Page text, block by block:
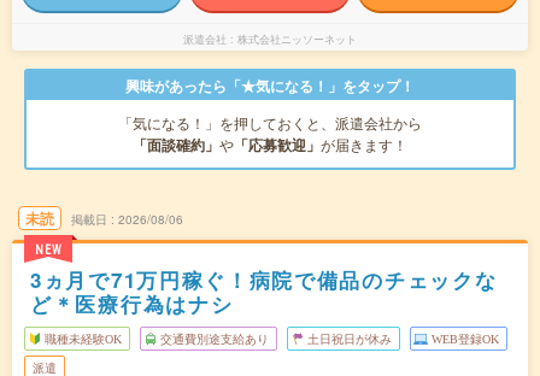
派遣会社 株式会社ニッソーネット
興味があったら「★気になる！」をタップ！
「気になる！」を押しておくと、派遣会社から
「面談確約」 や 「応募歓迎」 が届きます！
未読
NEW
掲載日 2026/08/06
3ヵ月で71万円稼ぐ！病院で備品のチェックな
ど＊医療行為はナシ
職種未経験OK 交通費別途支給あり 土日祝日が休み WEB登録OK
派遣